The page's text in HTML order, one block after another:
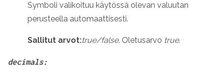
Symboli valikoituu käytössä olevan valuutan
perusteella automaattisesti.
Sallitut arvot:true/false. Oletusarvo true.
decimals: